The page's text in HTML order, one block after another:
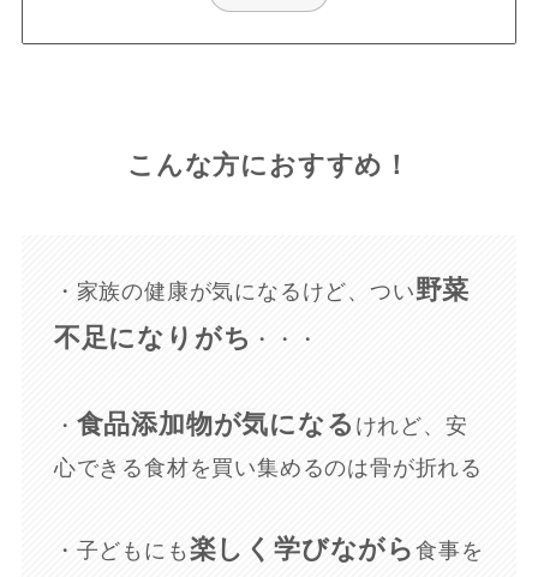
こんな方におすすめ！
・家族の健康が気になるけど、つい野菜
不足になりがち ・・・
・ 食品添加物が気になる けれど、安
心できる食材を買い集めるのは骨が折れる
・子どもにも楽しく学びながら食事を